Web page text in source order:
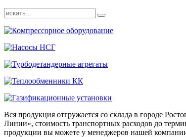
Вся продукция отгружается со склада в городе
Линии», стоимость транспортных расходов до
продукции вы можете у менеджеров нашей